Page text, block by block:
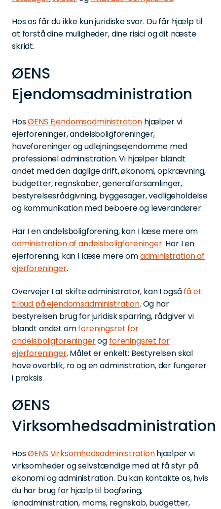
Hos os får du ikke kun juridiske svar. Du får hjælp til
at forstå dine muligheder, dine risici og dit næste
skridt.
ØENS
Ejendomsadministration
HosØENS Ejendomsadministration hjælper vi
ejerforeninger, andelsboligforeninger,
haveforeninger og udlejningsejendomme med
professionel administration. Vi hjælper blandt
andet med den daglige drift, økonomi, opkrævning,
budgetter, regnskaber, generalforsamlinger,
bestyrelsesrådgivning, byggesager, vedligeholdelse
og kommunikation med beboere og leverandører.
Har I en andelsboligforening, kan I læse mere om
administration af andelsboligforeninger. Har I en
ejerforening, kan I læse mere omadministration af
ejerforeninger.
Overvejer I at skifte administrator, kan I ogsåfå et
tilbud på ejendomsadministration. Og har
bestyrelsen brug for juridisk sparring, rådgiver vi
blandt andet omforeningsret for
andelsboligforeningerog foreningsret for
ejerforeninger. Målet er enkelt: Bestyrelsen skal
have overblik, ro og en administration, der fungerer
i praksis.
ØENS
Virksomhedsadministration
HosØENS Virksomhedsadministrationhjælper vi
virksomheder og selvstændige med at få styr på
økonomi og administration. Du kan kontakte os, hvis
du har brug for hjælp til bogføring,
lønadministration, moms, regnskab, budgetter,